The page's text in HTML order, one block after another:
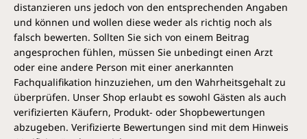
distanzieren uns jedoch von den entsprechenden Angaben
und können und wollen diese weder als richtig noch als
falsch bewerten. Sollten Sie sich von einem Beitrag
angesprochen fühlen, müssen Sie unbedingt einen Arzt
oder eine andere Person mit einer anerkannten
Fachqualifikation hinzuziehen, um den Wahrheitsgehalt zu
überprüfen. Unser Shop erlaubt es sowohl Gästen als auch
verifizierten Käufern, Produkt- oder Shopbewertungen
abzugeben. Verifizierte Bewertungen sind mit dem Hinweis